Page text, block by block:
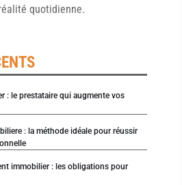
quotidienne.
: le prestataire qui augmente vos
: la méthode idéale pour réussir
immobilier : les obligations pour